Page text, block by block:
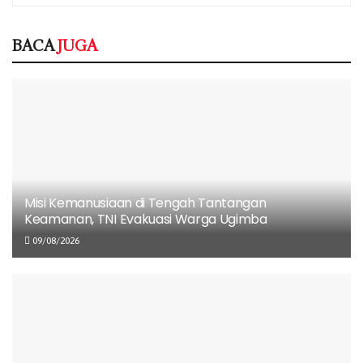
MBG Diuji Krisis Keracunan di Papua, BGN
Tegaskan Dapur Tak Sesuai SOP Siap Ditutup
06/08/2026
BACAJUGA
Misi Kemanusiaan di Tengah Tantangan
Keamanan, TNI Evakuasi Warga Ugimba
09/08/2026